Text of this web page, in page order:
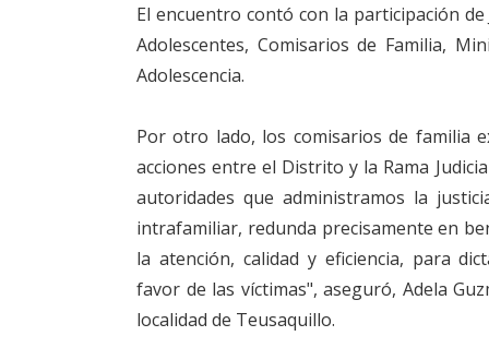
El encuentro contó con la participación de
Adolescentes, Comisarios de Familia,
Adolescencia.
Por otro lado, los comisarios de familia
acciones entre el Distrito y la Rama
autoridades que administramos la
intrafamiliar, redunda precisamente en
la atención, calidad y eficiencia, para
favor de las víctimas", aseguró, Adela
localidad de Teusaquillo.